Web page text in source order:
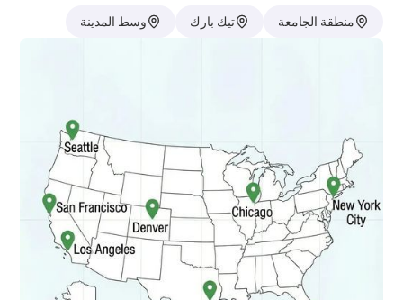
منطقة الجامعة تيك بارك وسط المدينة